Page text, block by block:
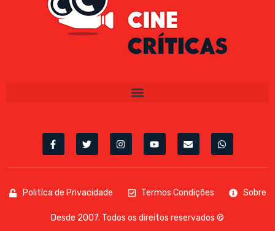
Politíca de Privacidade Termos Condições Sobre
Desde 2007. Todos os direitos reservados ©